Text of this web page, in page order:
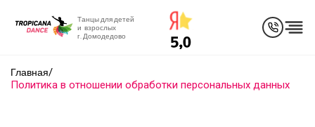
Танцы для детей
и взрослых
г. Домодедово
Главная/
Политика в отношении обработки персональных данных